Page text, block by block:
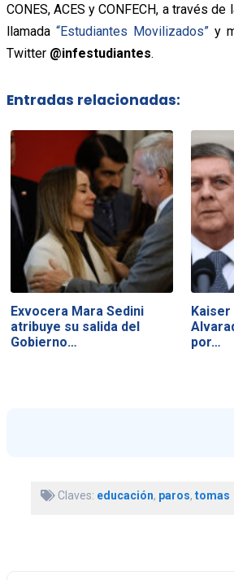
CONES, ACES y CONFECH, a través
llamada “Estudiantes Movilizados”y
Twitter @infestudiantes.
Entradas relacionadas:
Exvocera Mara Sedini
atribuye su salida del
Gobierno…
por…
Claves: educación, paros, tomas